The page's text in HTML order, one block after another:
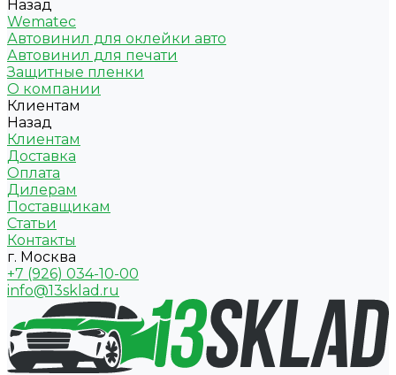
Назад
Wematec
Автовинил для оклейки авто
Автовинил для печати
Защитные пленки
О компании
Клиентам
Назад
Клиентам
Доставка
Оплата
Дилерам
Поставщикам
Статьи
Контакты
г. Москва
+7 (926) 034-10-00
info@13sklad.ru